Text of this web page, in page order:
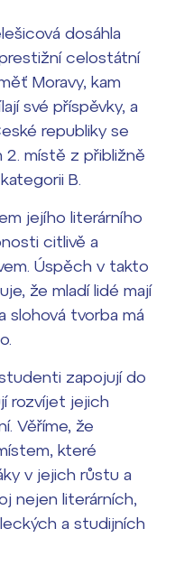
řízení
roku
dosáhla
celostátní
Moravy, kam
své příspěvky, a
republiky se
2. místě z přibližně
B.
jejího literárního
citlivě a
Úspěch v takto
že mladí lidé mají
slohová tvorba má
zapojují do
rozvíjet jejich
Věříme, že
které
v jejich růstu a
nejen literárních,
a studijních